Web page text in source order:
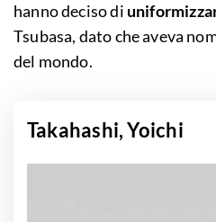
hanno deciso di
Tsubasa, dato che aveva
del mondo.
Takahashi, Yoichi